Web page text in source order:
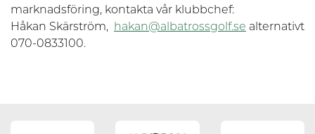
marknadsföring, kontakta vår klubbchef:
Håkan Skärström,
hakan@albatrossgolf.se alternativt
070-0833100.